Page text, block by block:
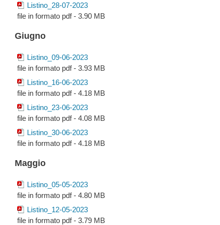
Listino_28-07-2023
file in formato pdf - 3.90 MB
Giugno
Listino_09-06-2023
file in formato pdf - 3.93 MB
Listino_16-06-2023
file in formato pdf - 4.18 MB
Listino_23-06-2023
file in formato pdf - 4.08 MB
Listino_30-06-2023
file in formato pdf - 4.18 MB
Maggio
Listino_05-05-2023
file in formato pdf - 4.80 MB
Listino_12-05-2023
file in formato pdf - 3.79 MB